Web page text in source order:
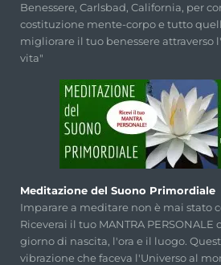
Benessere, Carlsbad, California, per
costituzione mente-corpo e tutto
migliorare il tuo benessere attraverso
vita"
Meditazione del Suono Primordiale
Imparare a meditare non è mai stato
Riceverai il tuo MANTRA
giorno di nascita, l'ora e il luogo.
vibrazione che faceva l'Universo al